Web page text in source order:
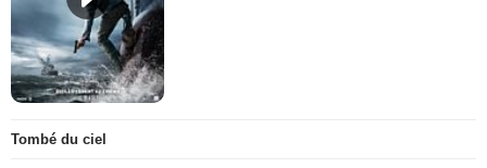
Tombé du ciel